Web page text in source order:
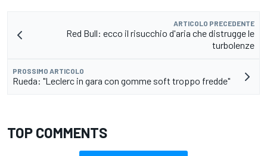
ARTICOLO PRECEDENTE
Red Bull: ecco il risucchio d'aria che distrugge le
turbolenze
PROSSIMO ARTICOLO
Rueda: "Leclerc in gara con gomme soft troppo fredde"
TOP COMMENTS